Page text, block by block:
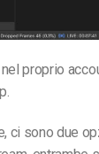
proprio
ci sono due